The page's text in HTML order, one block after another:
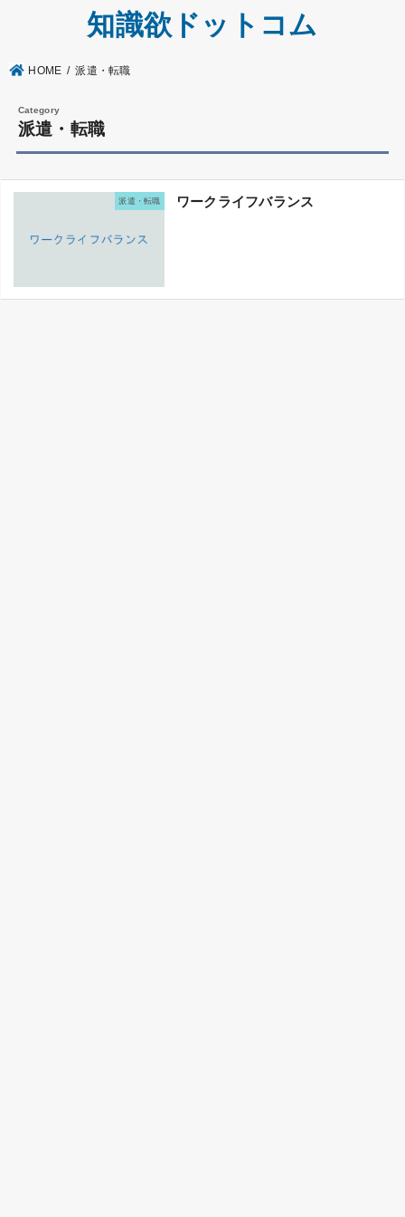
知識欲ドットコム
HOME 派遣・転職
派遣・転職
派遣・転職 ワークライフバランス